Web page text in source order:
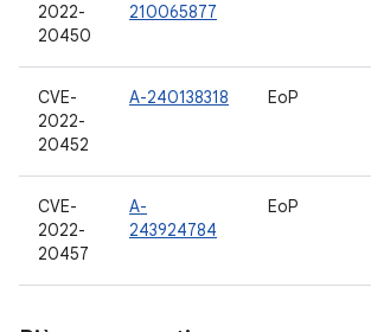
2022-
20450
210065877
CVE-
2022-
20452
A-240138318 EoP
CVE-
2022-
20457
A-
243924784
EoP